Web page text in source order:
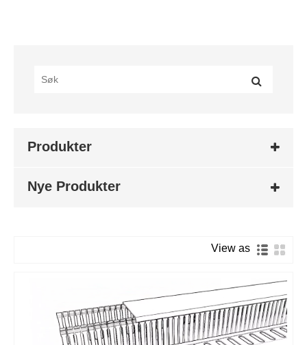
Produkter
Nye Produkter
View as